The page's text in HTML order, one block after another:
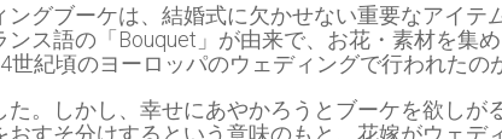
グブーケは、結婚式に欠かせない重要なアイテ
ス語の「Bouquet」が由来で、お花・素材を集
紀頃のヨーロッパのウェディングで行われたの
。しかし、幸せにあやかろうとブーケを欲しが
すそ分けするという意味のもと、花嫁がウェデ